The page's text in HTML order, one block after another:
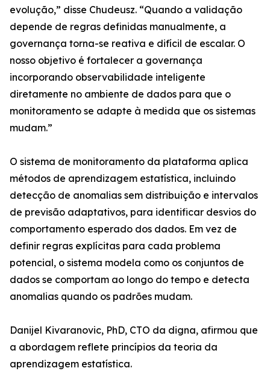
evolução,” disse Chudeusz. “Quando a validação
depende de regras definidas manualmente, a
governança torna-se reativa e difícil de escalar. O
nosso objetivo é fortalecer a governança
incorporando observabilidade inteligente
diretamente no ambiente de dados para que o
monitoramento se adapte à medida que os sistemas
mudam.”
O sistema de monitoramento da plataforma aplica
métodos de aprendizagem estatística, incluindo
detecção de anomalias sem distribuição e intervalos
de previsão adaptativos, para identificar desvios do
comportamento esperado dos dados. Em vez de
definir regras explícitas para cada problema
potencial, o sistema modela como os conjuntos de
dados se comportam ao longo do tempo e detecta
anomalias quando os padrões mudam.
Danijel Kivaranovic, PhD, CTO da digna, afirmou que
a abordagem reflete princípios da teoria da
aprendizagem estatística.